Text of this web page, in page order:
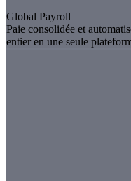
Global Payroll
Paie consolidée et
entier en une seule